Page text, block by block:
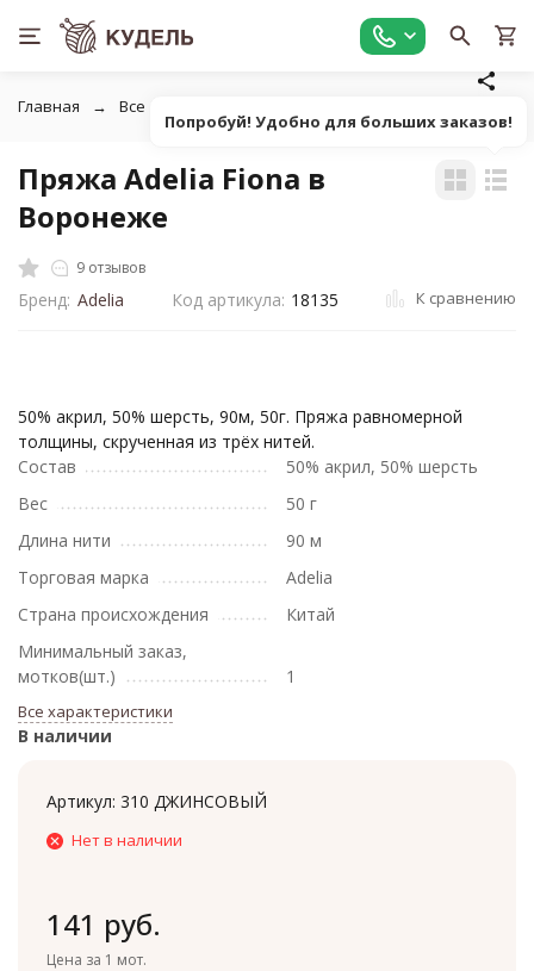
Главная Все для вязания
Пряжа Adelia Fiona в
Воронеже
9 отзывов
Бренд: Adelia Код артикула: 18135 К сравнению
50% акрил, 50% шерсть, 90м, 50г. Пряжа равномерной
толщины, скрученная из трёх нитей.
Состав
50% акрил, 50% шерсть
Вес
50 г
Длина нити
90 м
Торговая марка
Adelia
Страна происхождения
Китай
Минимальный заказ,
мотков(шт.)
1
Все характеристики
В наличии
Артикул: 310 ДЖИНСОВЫЙ
Нет в наличии
141 руб.
Цена за 1 мот.
Попробуй! Удобно для больших заказов!